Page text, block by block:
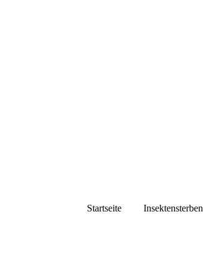
Startseite
Insektensterben